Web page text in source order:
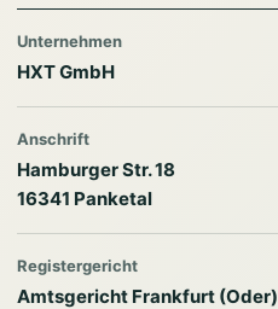
Unternehmen
HXT GmbH
Anschrift
Hamburger Str. 18
16341 Panketal
Registergericht
Amtsgericht Frankfurt (Oder)